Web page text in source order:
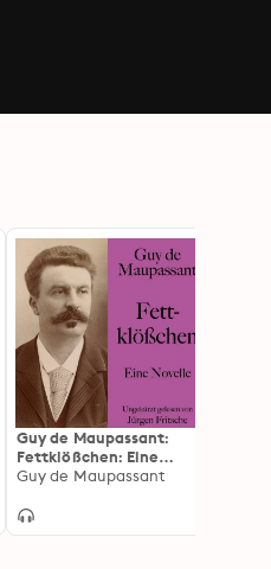
Guy de Maupassant:
Fettklößchen: Eine
Novelle. Ungekürzt
Guy de Maupassant